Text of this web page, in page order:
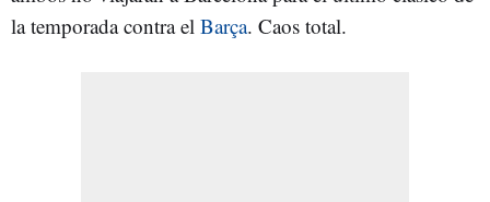
la temporada contra el Barça. Caos total.